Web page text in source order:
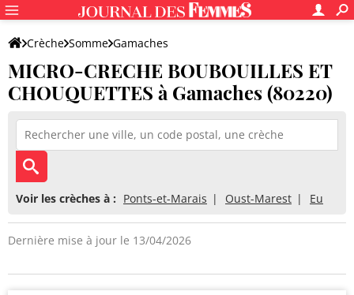
Crèche Somme Gamaches
MICRO-CRECHE BOUBOUILLES ET CHOUQUETTES
MICRO-CRECHE BOUBOUILLES ET
CHOUQUETTES à Gamaches (80220)
Voir les crèches à : Ponts-et-Marais Oust-Marest Eu
Dernière mise à jour le 13/04/2026